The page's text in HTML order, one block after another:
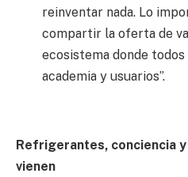
reinventar nada. Lo
compartir la oferta de
ecosistema donde todos
academia y usuarios”.
Refrigerantes, conciencia
vienen